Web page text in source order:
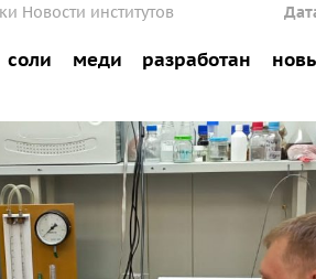
Новости институтов
меди разработан